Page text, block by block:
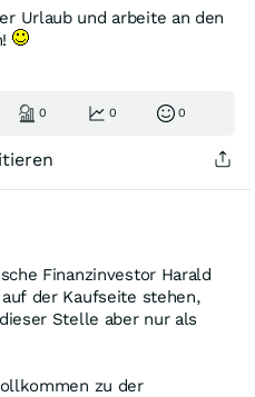
Urlaub und arbeite an den
0 0 0
Finanzinvestor Harald
der Kaufseite stehen,
Stelle aber nur als
zu der